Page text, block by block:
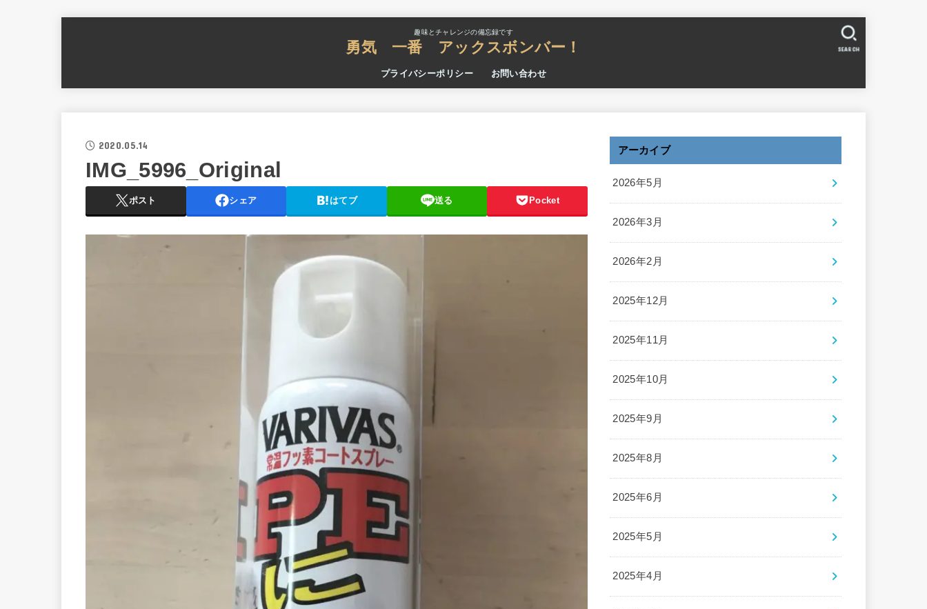
趣味とチャレンジの備忘録です
勇気 一番 アックスボンバー！
プライバシーポリシー お問い合わせ
SEARCH
2020.05.14
IMG_5996_Original
ポスト シェア はてブ 送る Pocket
アーカイブ
2026年5月
2026年3月
2026年2月
2025年12月
2025年11月
2025年10月
2025年9月
2025年8月
2025年6月
2025年5月
2025年4月